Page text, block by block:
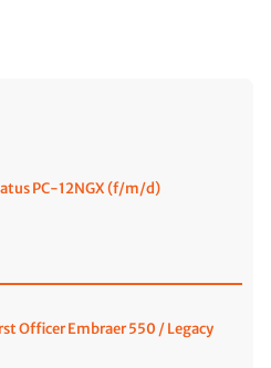
PC-12NGX (f/m/d)
Officer Embraer 550 / Legacy